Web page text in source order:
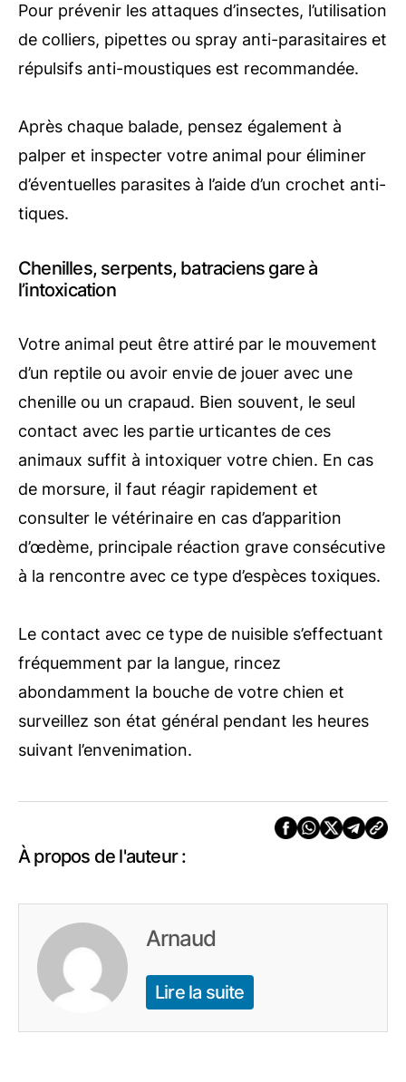
Pour prévenir les attaques d’insectes, l’utilisation
de colliers, pipettes ou spray anti-parasitaires et
répulsifs anti-moustiques est recommandée.
Après chaque balade, pensez également à
palper et inspecter votre animal pour éliminer
d’éventuelles parasites à l’aide d’un crochet anti-
tiques.
Chenilles, serpents, batraciens gare à
l’intoxication
Votre animal peut être attiré par le mouvement
d’un reptile ou avoir envie de jouer avec une
chenille ou un crapaud. Bien souvent, le seul
contact avec les partie urticantes de ces
animaux suffit à intoxiquer votre chien. En cas
de morsure, il faut réagir rapidement et
consulter le vétérinaire en cas d’apparition
d’œdème, principale réaction grave consécutive
à la rencontre avec ce type d’espèces toxiques.
Le contact avec ce type de nuisible s’effectuant
fréquemment par la langue, rincez
abondamment la bouche de votre chien et
surveillez son état général pendant les heures
suivant l’envenimation.
À propos de l'auteur :
Arnaud
Lire la suite